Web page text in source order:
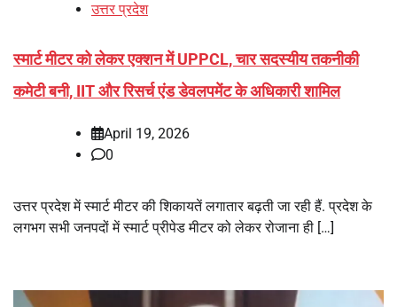
उत्तर प्रदेश
स्मार्ट मीटर को लेकर एक्शन में UPPCL, चार सदस्यीय तकनीकी
कमेटी बनी, IIT और रिसर्च एंड डेवलपमेंट के अधिकारी शामिल
April 19, 2026
0
उत्तर प्रदेश में स्मार्ट मीटर की शिकायतें लगातार बढ़ती जा रही हैं. प्रदेश के
लगभग सभी जनपदों में स्मार्ट प्रीपेड मीटर को लेकर रोजाना ही […]